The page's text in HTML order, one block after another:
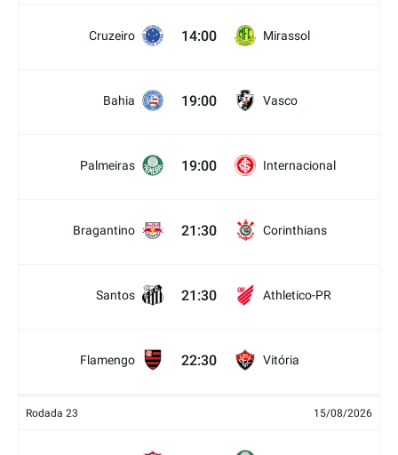
Cruzeiro 14:00 Mirassol
Bahia 19:00 Vasco
Palmeiras 19:00 Internacional
Bragantino 21:30 Corinthians
Santos 21:30 Athletico-PR
Flamengo 22:30 Vitória
Rodada 23 15/08/2026